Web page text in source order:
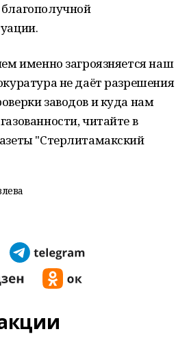
именно загроязняется наш
не даёт разрешения
заводов и куда нам
читайте в
"Стерлитамакский